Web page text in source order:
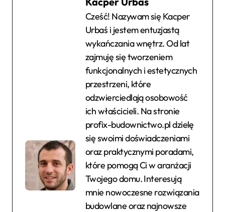
Cześć! Nazywam się Kacper
Urbaś i jestem entuzjastą
wykańczania wnętrz. Od lat
zajmuję się tworzeniem
funkcjonalnych i estetycznych
przestrzeni, które
odzwierciedlają osobowość
ich właścicieli. Na stronie
profix-budownictwo.pl dzielę
się swoimi doświadczeniami
oraz praktycznymi poradami,
które pomogą Ci w aranżacji
Twojego domu. Interesują
mnie nowoczesne rozwiązania
budowlane oraz najnowsze